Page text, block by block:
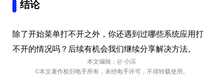
结论
除了开始菜单打不开之外，你还遇到过哪些系统应用打
不开的情况吗？后续有机会我们继续分享解决方法。
本文编辑： @ 小淙
©本文著作权归电手所有，未经电手许可，不得转载使用。